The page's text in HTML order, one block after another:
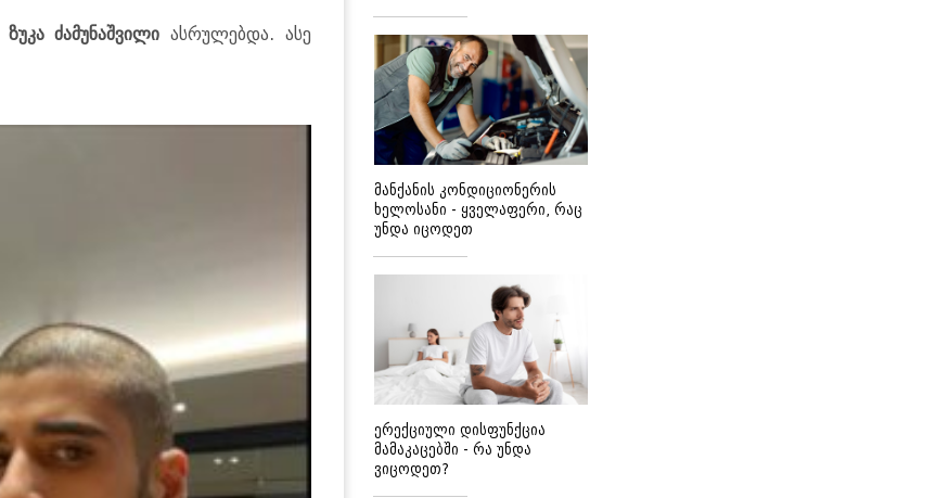
ზუკა ძამუნაშვილი ასრულებდა. ასე
მანქანის კონდიციონერის
ხელოსანი - ყველაფერი, რაც
უნდა იცოდეთ
ერექციული დისფუნქცია
მამაკაცებში - რა უნდა
ვიცოდეთ?